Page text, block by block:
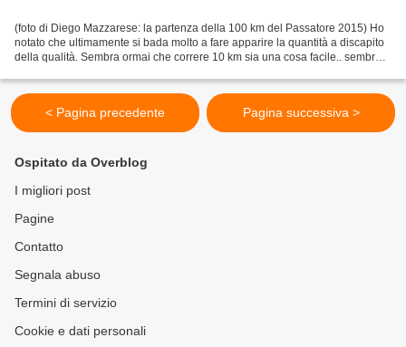
(foto di Diego Mazzarese: la partenza della 100 km del Passatore 2015) Ho
notato che ultimamente si bada molto a fare apparire la quantità a discapito
della qualità. Sembra ormai che correre 10 km sia una cosa facile.. sembra
< Pagina precedente Pagina successiva >
Ospitato da Overblog
I migliori post
Pagine
Contatto
Segnala abuso
Termini di servizio
Cookie e dati personali